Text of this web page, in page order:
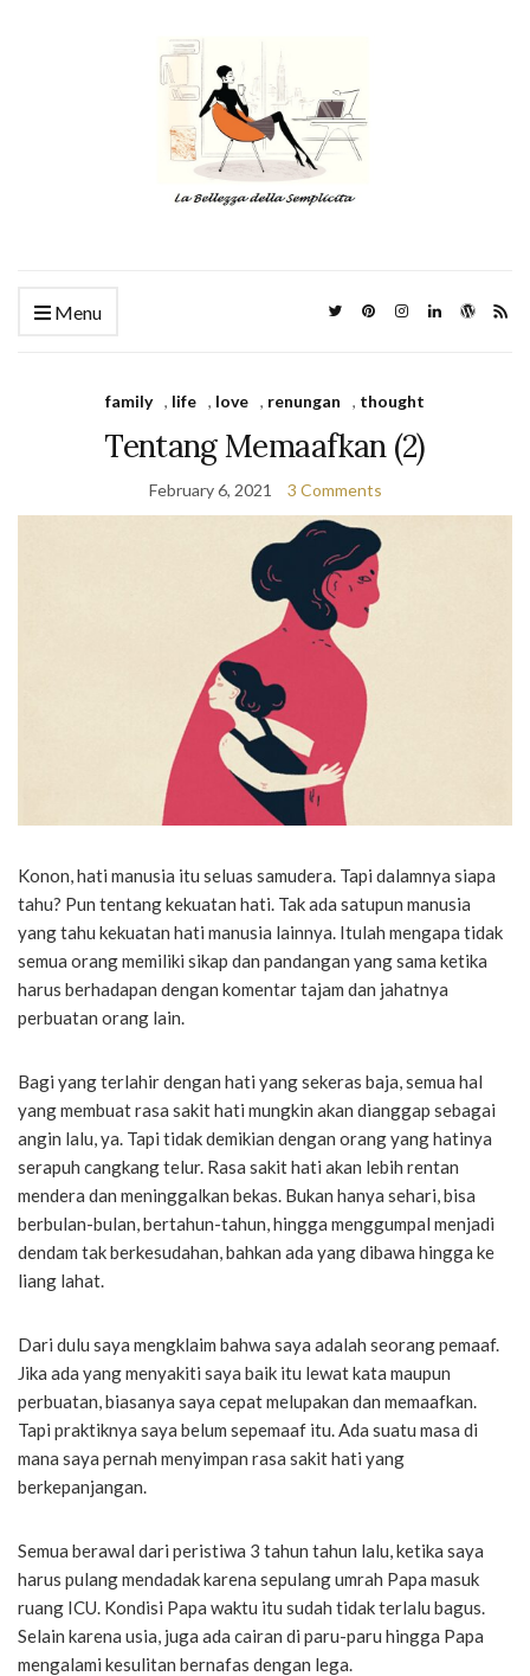
Menu
family , life , love , renungan , thought
Tentang Memaafkan (2)
February 6, 2021 3 Comments
Konon, hati manusia itu seluas samudera. Tapi dalamnya siapa
tahu? Pun tentang kekuatan hati. Tak ada satupun manusia
yang tahu kekuatan hati manusia lainnya. Itulah mengapa tidak
semua orang memiliki sikap dan pandangan yang sama ketika
harus berhadapan dengan komentar tajam dan jahatnya
perbuatan orang lain.
Bagi yang terlahir dengan hati yang sekeras baja, semua hal
yang membuat rasa sakit hati mungkin akan dianggap sebagai
angin lalu, ya. Tapi tidak demikian dengan orang yang hatinya
serapuh cangkang telur. Rasa sakit hati akan lebih rentan
mendera dan meninggalkan bekas. Bukan hanya sehari, bisa
berbulan-bulan, bertahun-tahun, hingga menggumpal menjadi
dendam tak berkesudahan, bahkan ada yang dibawa hingga ke
liang lahat.
Dari dulu saya mengklaim bahwa saya adalah seorang pemaaf.
Jika ada yang menyakiti saya baik itu lewat kata maupun
perbuatan, biasanya saya cepat melupakan dan memaafkan.
Tapi praktiknya saya belum sepemaaf itu. Ada suatu masa di
mana saya pernah menyimpan rasa sakit hati yang
berkepanjangan.
Semua berawal dari peristiwa 3 tahun tahun lalu, ketika saya
harus pulang mendadak karena sepulang umrah Papa masuk
ruang ICU. Kondisi Papa waktu itu sudah tidak terlalu bagus.
Selain karena usia, juga ada cairan di paru-paru hingga Papa
mengalami kesulitan bernafas dengan lega.